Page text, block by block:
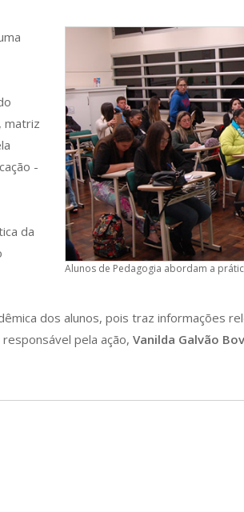
Alunos de Pedagogia abordam a
matriz
-
da
dos alunos, pois traz informações
pela ação, Vanilda Galvão